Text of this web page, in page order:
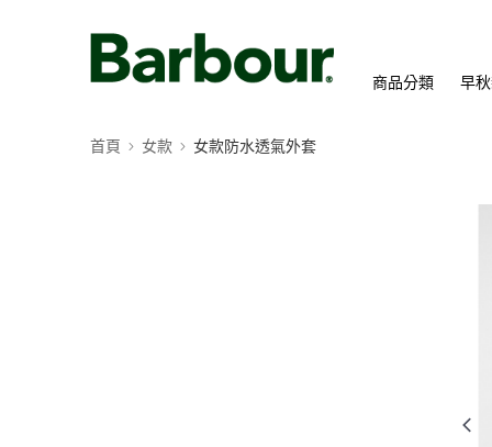
商品分類 早
首頁 女款 女款防水透氣外套